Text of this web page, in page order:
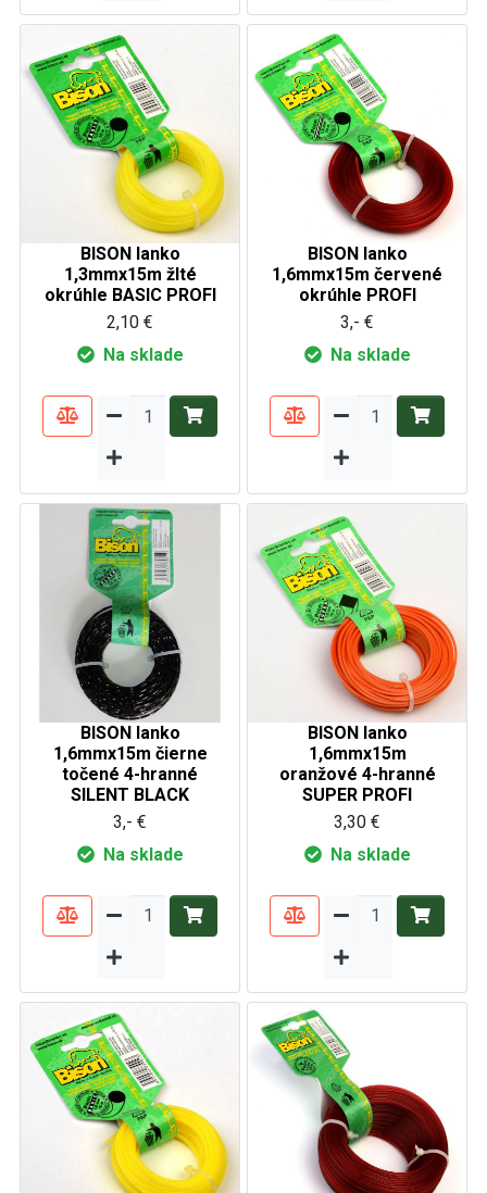
BISON lanko
1,3mmx15m žlté
okrúhle BASIC PROFI
2,10 €
Na sklade
BISON lanko
1,6mmx15m červené
okrúhle PROFI
3,- €
Na sklade
BISON lanko
1,6mmx15m čierne
točené 4-hranné
SILENT BLACK
3,- €
Na sklade
BISON lanko
1,6mmx15m
oranžové 4-hranné
SUPER PROFI
3,30 €
Na sklade